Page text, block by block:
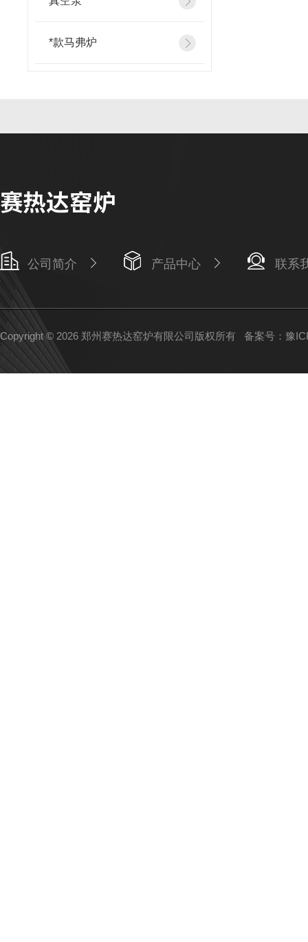
*款马弗炉
公司简介 产品中心 联系
Copyright © 2026 郑州赛热达窑炉有限公司版权所有 备案号：豫